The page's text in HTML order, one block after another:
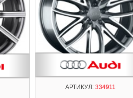
АРТИКУЛ:334911